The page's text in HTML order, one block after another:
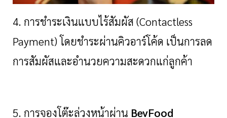
4. การชำระเงินแบบไร้สัมผัส (Contactless
Payment) โดยชำระผ่านคิวอาร์โค้ด เป็นการลด
การสัมผัสและอำนวยความสะดวกแก่ลูกค้า
5. การจองโต๊ะล่วงหน้าผ่าน BevFood